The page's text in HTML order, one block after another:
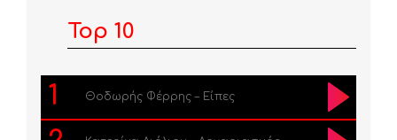
Top 10
1 Θοδωρής Φέρρης – Είπες